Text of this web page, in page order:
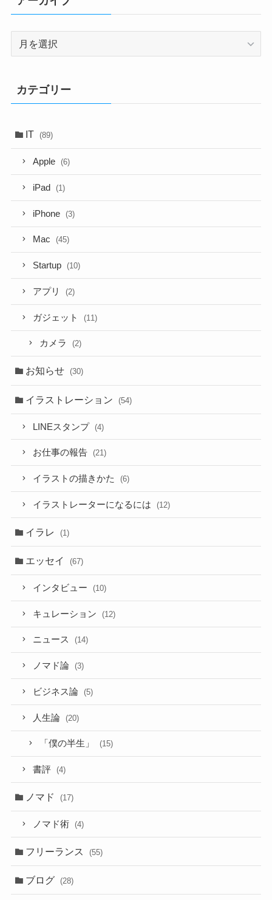
ブ
カテゴリー
IT (89)
Apple (6)
iPad (1)
iPhone (3)
Mac (45)
Startup (10)
アプリ (2)
ガジェット (11)
カメラ (2)
お知らせ (30)
イラストレーション (54)
LINEスタンプ (4)
お仕事の報告 (21)
イラストの描きかた (6)
イラストレーターになるには (12)
イラレ (1)
エッセイ (67)
インタビュー (10)
キュレーション (12)
ニュース (14)
ノマド論 (3)
ビジネス論 (5)
人生論 (20)
「僕の半生」 (15)
書評 (4)
ノマド (17)
ノマド術 (4)
フリーランス (55)
ブログ (28)